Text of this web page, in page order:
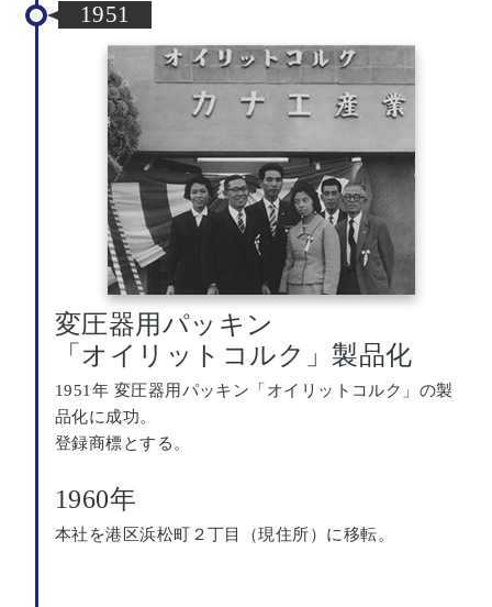
1951
変圧器用パッキン
「オイリットコルク」製品化
1951年 変圧器用パッキン「オイリットコルク」の製
品化に成功。
登録商標とする。
1960年
本社を港区浜松町２丁目（現住所）に移転。